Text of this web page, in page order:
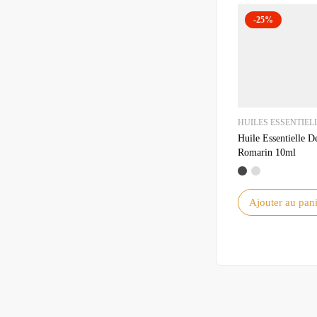
-25%
HUILES
Huile Essentielle
Romarin 10ml
Ajouter au